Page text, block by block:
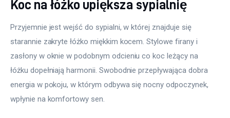
Koc na łóżko upiększa sypialnię
Przyjemnie jest wejść do sypialni, w której znajduje się
starannie zakryte łóżko miękkim kocem. Stylowe firany i
zasłony w oknie w podobnym odcieniu co koc leżący na
łóżku dopełniają harmonii. Swobodnie przepływająca dobra
energia w pokoju, w którym odbywa się nocny odpoczynek,
wpłynie na komfortowy sen.